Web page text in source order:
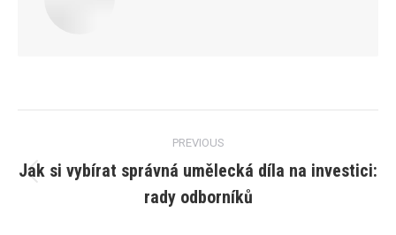
navigation
PREVIOUS
Previous
post:
Jak si vybírat správná umělecká díla na investici:
rady odborníků